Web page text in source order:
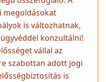
egyéb
„eladásnak”
vagy ingyenes